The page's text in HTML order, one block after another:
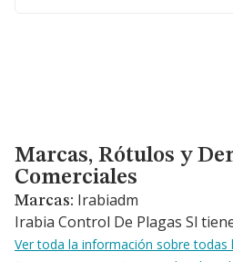
Marcas, Rótulos y
Marcas, Rótulos y
Comerciales
Marcas: Irabiadm
Irabia Control De Plagas Sl
Ver toda la información sobre todas